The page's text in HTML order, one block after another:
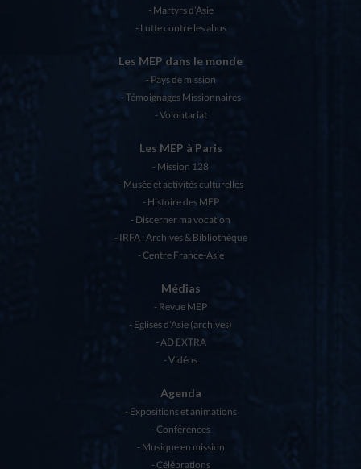
Martyrs d’Asie
Lutte contre les abus
Les MEP dans le monde
Pays de mission
Témoignages Missionnaires
Volontariat
Les MEP à Paris
Mission 128
Musée et activités culturelles
Histoire des MEP
Discerner ma vocation
IRFA : Archives & Bibliothèque
Centre France-Asie
Médias
Revue MEP
Eglises d’Asie (archives)
AD EXTRA
Vidéos
Agenda
Expositions et animations
Conférences
Musique en mission
Célébrations